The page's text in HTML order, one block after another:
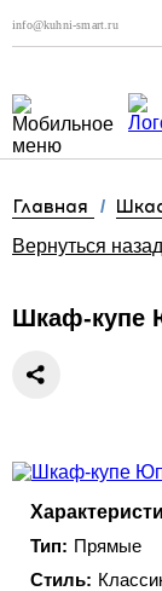
info@kuhni-smart.ru
Главная /
Вернуться назад
Шкаф-купе
Тип: Прямые
Стиль: